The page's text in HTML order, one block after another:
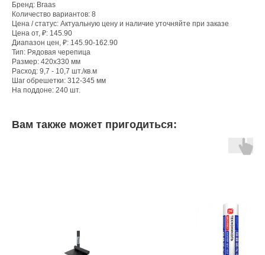
Бренд: Braas
Количество вариантов: 8
Цена / статус: Актуальную цену и наличие уточняйте при заказе
Цена от, ₽: 145.90
Диапазон цен, ₽: 145.90-162.90
Тип: Рядовая черепица
Размер: 420х330 мм
Расход: 9,7 - 10,7 шт./кв.м
Шаг обрешетки: 312-345 мм
На поддоне: 240 шт.
Вам также может пригодиться: